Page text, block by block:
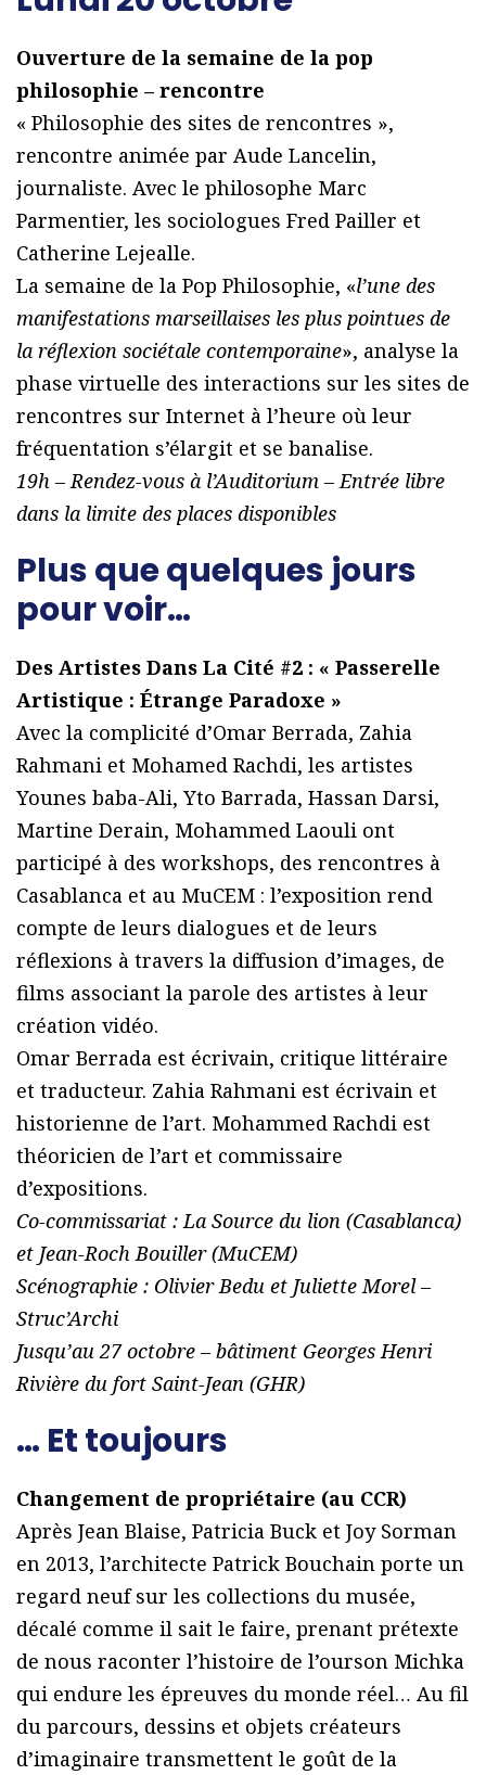
Ouverture de la semaine de la pop
philosophie – rencontre
« Philosophie des sites de rencontres »,
rencontre animée par Aude Lancelin,
journaliste. Avec le philosophe Marc
Parmentier, les sociologues Fred Pailler et
Catherine Lejealle.
La semaine de la Pop Philosophie, «l’une des
manifestations marseillaises les plus pointues de
la réflexion sociétale contemporaine», analyse la
phase virtuelle des interactions sur les sites de
rencontres sur Internet à l’heure où leur
fréquentation s’élargit et se banalise.
19h – Rendez-vous à l’Auditorium – Entrée libre
dans la limite des places disponibles
Plus que quelques jours
pour voir…
Des Artistes Dans La Cité #2 : « Passerelle
Artistique : Étrange Paradoxe »
Avec la complicité d’Omar Berrada, Zahia
Rahmani et Mohamed Rachdi, les artistes
Younes baba-Ali, Yto Barrada, Hassan Darsi,
Martine Derain, Mohammed Laouli ont
participé à des workshops, des rencontres à
Casablanca et au MuCEM : l’exposition rend
compte de leurs dialogues et de leurs
réflexions à travers la diffusion d’images, de
films associant la parole des artistes à leur
création vidéo.
Omar Berrada est écrivain, critique littéraire
et traducteur. Zahia Rahmani est écrivain et
historienne de l’art. Mohammed Rachdi est
théoricien de l’art et commissaire
d’expositions.
Co-commissariat : La Source du lion (Casablanca)
et Jean-Roch Bouiller (MuCEM)
Scénographie : Olivier Bedu et Juliette Morel –
Struc’Archi
Jusqu’au 27 octobre – bâtiment Georges Henri
Rivière du fort Saint-Jean (GHR)
… Et toujours
Changement de propriétaire (au CCR)
Après Jean Blaise, Patricia Buck et Joy Sorman
en 2013, l’architecte Patrick Bouchain porte un
regard neuf sur les collections du musée,
décalé comme il sait le faire, prenant prétexte
de nous raconter l’histoire de l’ourson Michka
qui endure les épreuves du monde réel… Au fil
du parcours, dessins et objets créateurs
d’imaginaire transmettent le goût de la